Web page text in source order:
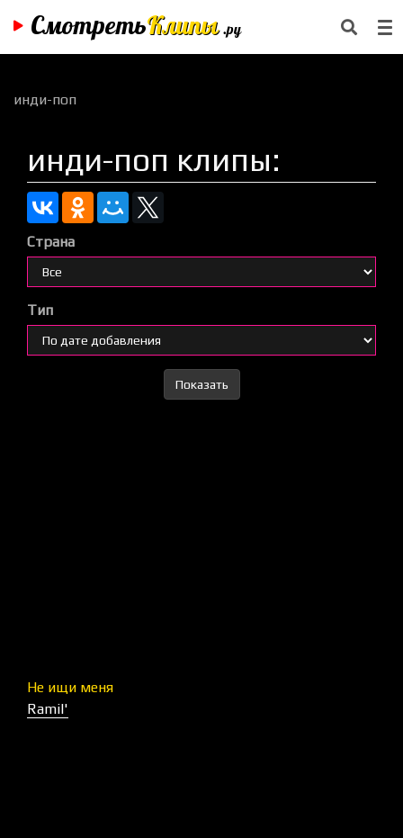
СмотретьКлипы .ру
инди-поп
инди-поп клипы:
Страна
Тип
Показать
Не ищи меня
Ramil'